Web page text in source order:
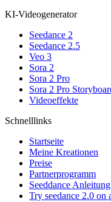
KI-Videogenerator
Seedance 2
Seedance 2.5
Veo 3
Sora 2
Sora 2 Pro
Sora 2 Pro
Videoeffekte
Schnelllinks
Startseite
Meine Kreationen
Preise
Partnerprogramm
Seeddance Anleitung
Try seedance 2.0 on